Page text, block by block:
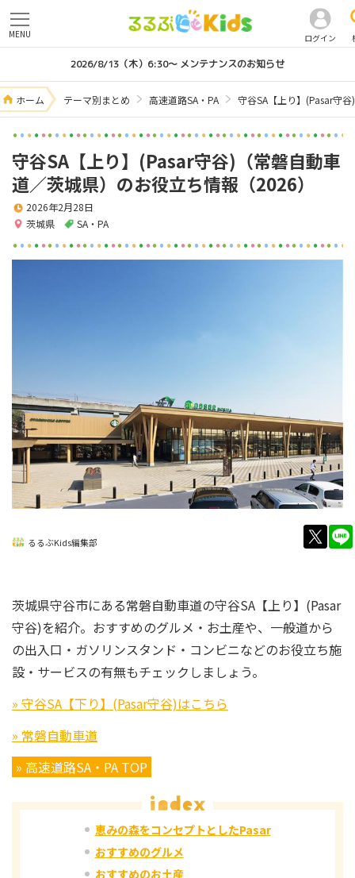
ログイン
MENU
2026/8/13（木）6:30～ メンテナンスのお知らせ
ホーム テーマ別まとめ 高速道路SA・PA 守谷SA【上り】(Pasar守
守谷SA【上り】(Pasar守谷)（常磐自動車
道／茨城県）のお役立ち情報（2026）
茨城県 SA・PA
2026年2月28日
るるぶKids編集部
茨城県守谷市にある常磐自動車道の守谷SA【上り】(Pasar
守谷)を紹介。おすすめのグルメ・お土産や、一般道から
の出入口・ガソリンスタンド・コンビニなどのお役立ち施
設・サービスの有無もチェックしましょう。
» 守谷SA【下り】(Pasar守谷)はこちら
» 常磐自動車道
» 高速道路SA・PA TOP
恵みの森をコンセプトとしたPasar
おすすめのグルメ
おすすめのお土産